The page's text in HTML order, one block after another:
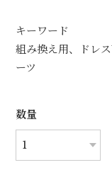
キーワード
組み換え用、ドレ
ーツ
数量